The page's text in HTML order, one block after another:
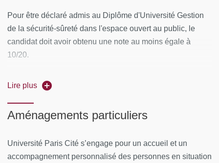
Rythme :une semaine par mois (du lundi au vendredi)
Lieu :
CONTENUS PÉDAGOGIQUES
Gestion financière et comptable : 15h
Pour être déclaré admis au Diplôme d'Université Gestion
de la sécurité-sûreté dans l'espace ouvert au public, le
candidat doit avoir obtenu une note au moins égale à
10/20.
Lire plus
Aménagements particuliers
Université Paris Cité s’engage pour un accueil et un
accompagnement personnalisé des personnes en situation